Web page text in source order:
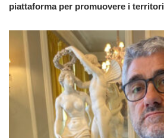
piattaforma per promuovere i territori